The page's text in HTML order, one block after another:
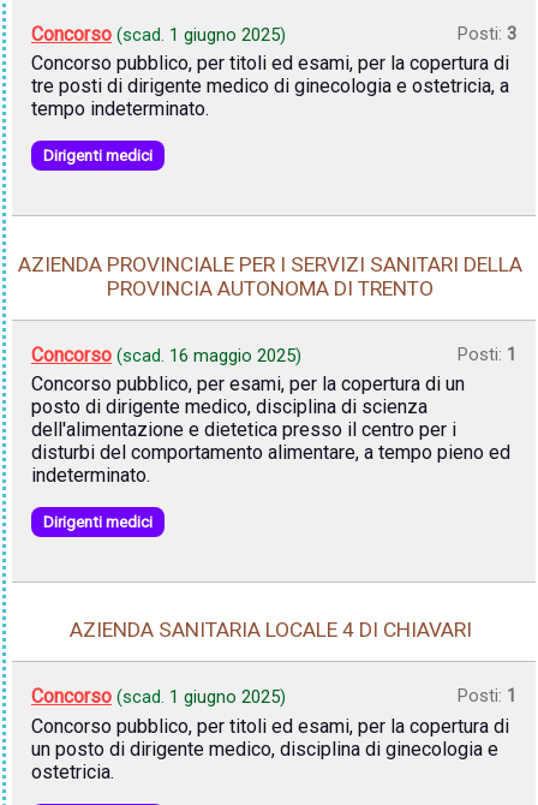
Concorso (scad. 1 giugno 2025) Posti: 3
Concorso pubblico, per titoli ed esami, per la copertura di
tre posti di dirigente medico di ginecologia e ostetricia, a
tempo indeterminato.
Dirigenti medici
AZIENDA PROVINCIALE PER I SERVIZI SANITARI DELLA
PROVINCIA AUTONOMA DI TRENTO
Concorso (scad. 16 maggio 2025) Posti: 1
Concorso pubblico, per esami, per la copertura di un
posto di dirigente medico, disciplina di scienza
dell'alimentazione e dietetica presso il centro per i
disturbi del comportamento alimentare, a tempo pieno ed
indeterminato.
Dirigenti medici
AZIENDA SANITARIA LOCALE 4 DI CHIAVARI
Concorso (scad. 1 giugno 2025) Posti: 1
Concorso pubblico, per titoli ed esami, per la copertura di
un posto di dirigente medico, disciplina di ginecologia e
ostetricia.